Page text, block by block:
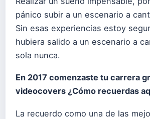
pánico subir a un escenario a
Sin esas experiencias estoy
hubiera salido a un escenario a
sola nunca.
En 2017 comenzaste tu carrera
videocovers ¿Cómo recuerdas
La recuerdo como una de las